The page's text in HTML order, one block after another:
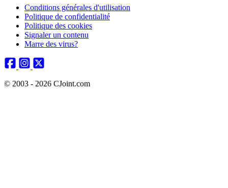
Conditions générales d'utilisation
Politique de confidentialité
Politique des cookies
Signaler un contenu
Marre des virus?
© 2003 - 2026 CJoint.com